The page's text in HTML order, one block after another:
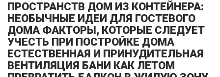
ПРОСТРАНСТВ ДОМ ИЗ КОНТЕЙНЕРА:
НЕОБЫЧНЫЕ ИДЕИ ДЛЯ ГОСТЕВОГО
ДОМА ФАКТОРЫ, КОТОРЫЕ СЛЕДУЕТ
УЧЕСТЬ ПРИ ПОСТРОЙКЕ ДОМА
ЕСТЕСТВЕННАЯ И ПРИНУДИТЕЛЬНАЯ
ВЕНТИЛЯЦИЯ БАНИ КАК ЛЕТОМ